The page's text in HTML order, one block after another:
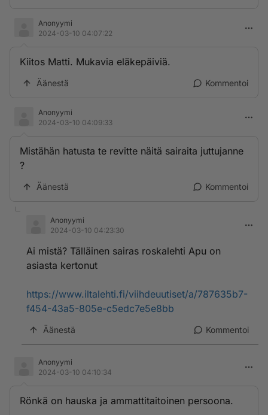
Anonyymi
2024-03-10 04:07:22
Kiitos Matti. Mukavia eläkepäiviä.
Äänestä Kommentoi
Anonyymi
2024-03-10 04:09:33
Mistähän hatusta te revitte näitä sairaita juttujanne
?
Äänestä Kommentoi
Anonyymi
2024-03-10 04:23:30
Ai mistä? Tälläinen sairas roskalehti Apu on
asiasta kertonut
https://www.iltalehti.fi/viihdeuutiset/a/787635b7-
f454-43a5-805e-c5edc7e5e8bb
Äänestä Kommentoi
Anonyymi
2024-03-10 04:10:34
Rönkä on hauska ja ammattitaitoinen persoona.